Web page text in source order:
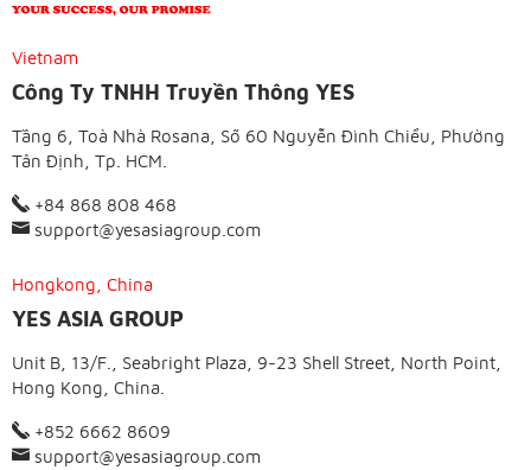
Vietnam
Công Ty TNHH Truyền Thông YES
Tầng 6, Toà Nhà Rosana, Số 60 Nguyễn Đình Chiểu, Phường
Tân Định, Tp. HCM.
+84 868 808 468
support@yesasiagroup.com
Hongkong, China
YES ASIA GROUP
Unit B, 13/F., Seabright Plaza, 9-23 Shell Street, North Point,
Hong Kong, China.
+852 6662 8609
support@yesasiagroup.com